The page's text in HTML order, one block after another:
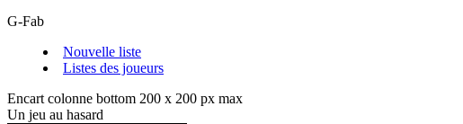
G-Fab
Nouvelle liste
Listes des joueurs
Encart colonne bottom 200 x 200 px max
Un jeu au hasard